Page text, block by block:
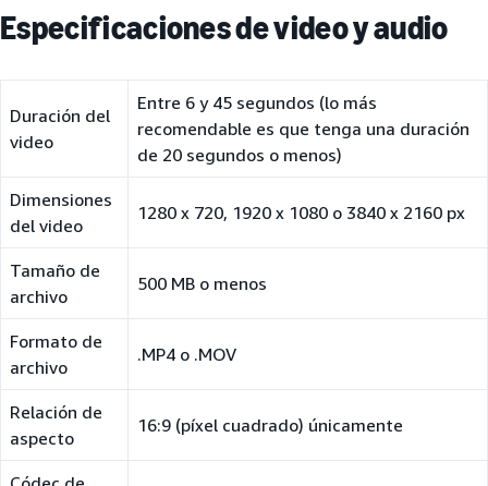
Especificaciones de video y audio
Duración del
video
Entre 6 y 45 segundos (lo más
recomendable es que tenga una duración
de 20 segundos o menos)
Dimensiones
del video
1280 x 720, 1920 x 1080 o 3840 x 2160 px
Tamaño de
archivo
500 MB o menos
Formato de
archivo
.MP4 o .MOV
Relación de
aspecto
16:9 (píxel cuadrado) únicamente